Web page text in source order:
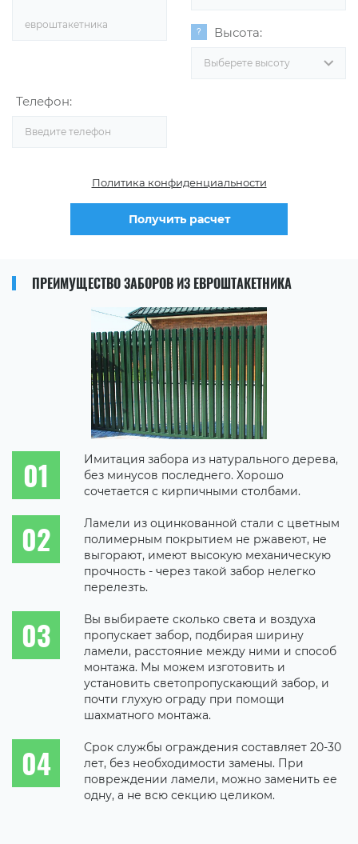
евроштакетника
Высота:
Выберете высоту
Телефон:
Политика конфиденциальности
Получить расчет
ПРЕИМУЩЕСТВО ЗАБОРОВ ИЗ ЕВРОШТАКЕТНИКА
Имитация забора из натурального дерева,
без минусов последнего. Хорошо
сочетается с кирпичными столбами.
Ламели из оцинкованной стали с цветным
полимерным покрытием не ржавеют, не
выгорают, имеют высокую механическую
прочность - через такой забор нелегко
перелезть.
Вы выбираете сколько света и воздуха
пропускает забор, подбирая ширину
ламели, расстояние между ними и способ
монтажа. Мы можем изготовить и
установить светопропускающий забор, и
почти глухую ограду при помощи
шахматного монтажа.
Срок службы ограждения составляет 20-30
лет, без необходимости замены. При
повреждении ламели, можно заменить ее
одну, а не всю секцию целиком.